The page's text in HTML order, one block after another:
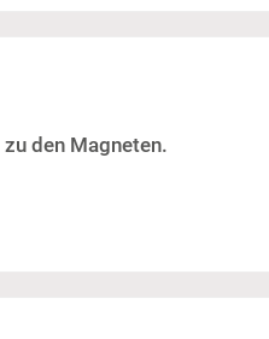
den Magneten.